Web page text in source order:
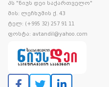
პს "ნიუს დეი საქართველო"
მის: ლეჩხუმის ქ. 43
ტელ: (+995 32) 257 91 11
ფოსტა: avtandil@yahoo.com